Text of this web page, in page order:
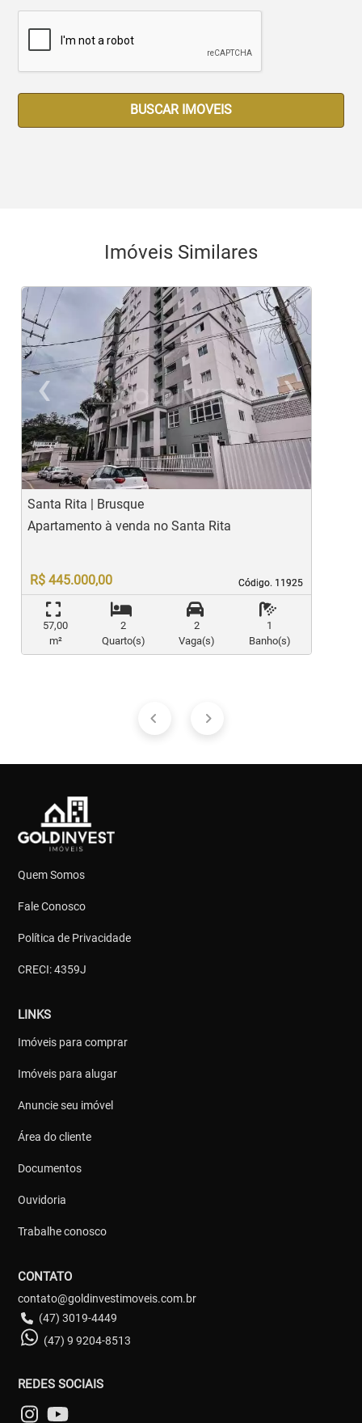
BUSCAR IMOVEIS
Imóveis Similares
‹
Previous
›
Santa Rita | Brusque
Código. 11925
Código. 11925
Apartamento à venda no Santa Rita
R$ 445.000,00
57,00
m²
2
Quarto(s)
2
Vaga(s)
1
Banho(s)
Quem Somos
Fale Conosco
Política de Privacidade
CRECI: 4359J
LINKS
Imóveis para comprar
Imóveis para alugar
Anuncie seu imóvel
Área do cliente
Documentos
Ouvidoria
Trabalhe conosco
CONTATO
contato@goldinvestimoveis.com.br
(47) 3019-4449
(47) 9 9204-8513
REDES SOCIAIS